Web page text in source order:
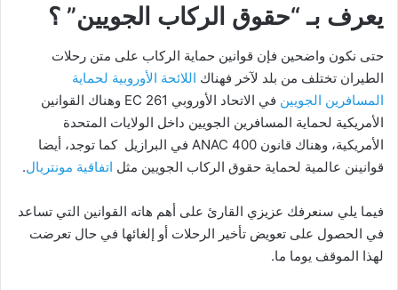
يعرف بـ “حقوق الركاب الجويين” ؟
حتى نكون واضحين فإن قوانين حماية الركاب على متن رحلات
الطيران تختلف من بلد لآخر فهناك اللائحة الأوروبية لحماية
المسافرين الجويين
في الاتحاد الأوروبي EC 261 وهناك القوانين
الأمريكية لحماية المسافرين الجويين داخل الولايات المتحدة
الأمريكية، وهناك قانون ANAC 400 في البرازيل كما توجد، أيضا
قوانينن عالمية لحماية حقوق الركاب الجويين مثل اتفاقية مونتريال.
فيما يلي سنعرفك عزيزي القارئ على أهم هاته القوانين التي تساعد
في الحصول على تعويض تأخير الرحلات أو إلغائها في حال تعرضت
لهذا الموقف يوما ما.